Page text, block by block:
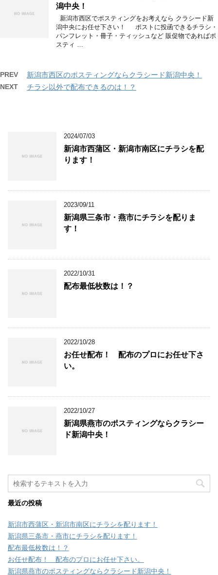
潟中央！
新潟市西区でポスティングをお考えなら クラシード新
潟中央にお任せ下さい！ ポストに投函できるチラシ・
パンフレット・冊子・ティッシュなど 販促物であればポ
スティ …
PREV 新潟市西区のポスティングならクラシード新潟中央！
NEXT チラシ以外で配布できるのは！？
2024/07/03
新潟市西蒲区・新潟市南区にチラシを配
ります！
2023/09/11
新潟県三条市・燕市にチラシを配りま
す！
2022/10/31
配布最低枚数は！？
2022/10/28
お任せ配布！ 配布のプロにお任せ下さ
い。
2022/10/27
新潟県燕市のポスティングならクラシー
ド新潟中央！
最近の投稿
新潟市西蒲区・新潟市南区にチラシを配ります！
新潟県三条市・燕市にチラシを配ります！
配布最低枚数は！？
お任せ配布！ 配布のプロにお任せ下さい。
新潟県燕市のポスティングならクラシード新潟中央！